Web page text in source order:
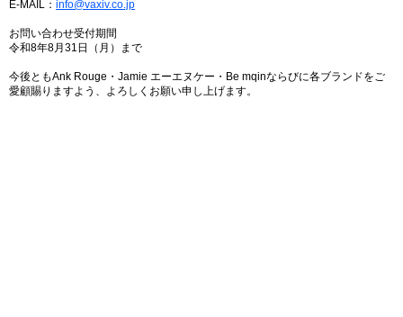
E-MAIL： info@vaxiv.co.jp
お問い合わせ受付期間
令和8年8月31日（月）まで
今後ともAnk Rouge・Jamie エーエヌケー・Be mqinならびに各ブランドをご
愛顧賜りますよう、よろしくお願い申し上げます。